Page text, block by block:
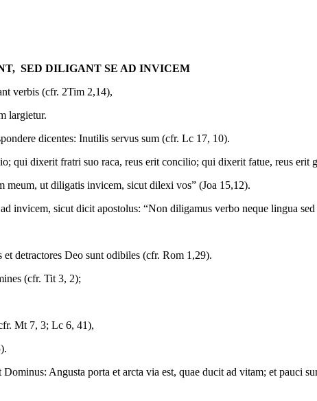
SED DILIGANT SE AD INVICEM
verbis (cfr. 2Tim 2,14),
largietur.
dicentes: Inutilis servus sum (cfr. Lc 17, 10).
qui dixerit fratri suo raca, reus erit concilio; qui dixerit fatue, reus erit
meum, ut diligatis invicem, sicut dilexi vos” (Joa 15,12).
invicem, sicut dicit apostolus: “Non diligamus verbo neque lingua
detractores Deo sunt odibiles (cfr. Rom 1,29).
(cfr. Tit 3, 2);
Mt 7, 3; Lc 6, 41),
Angusta porta et arcta via est, quae ducit ad vitam; et pauci